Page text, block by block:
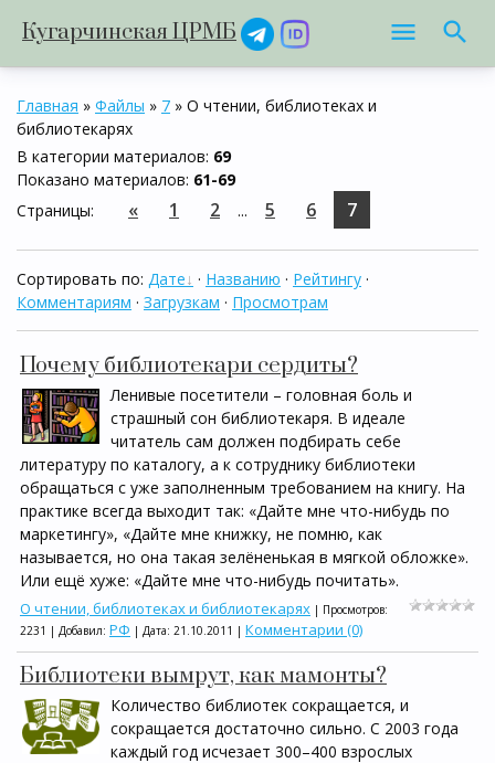
Кугарчинская ЦРМБ
Главная » Файлы » 7 » О чтении, библиотеках и
библиотекарях
В категории материалов: 69
Показано материалов: 61-69
Страницы: « 1 2 ... 5 6 7
Сортировать по: Дате · Названию · Рейтингу ·
Комментариям · Загрузкам · Просмотрам
Почему библиотекари сердиты?
Ленивые посетители – головная боль и
страшный сон библиотекаря. В идеале
читатель сам должен подбирать себе
литературу по каталогу, а к сотруднику библиотеки
обращаться с уже заполненным требованием на книгу. На
практике всегда выходит так: «Дайте мне что-нибудь по
маркетингу», «Дайте мне книжку, не помню, как
называется, но она такая зелёненькая в мягкой обложке».
Или ещё хуже: «Дайте мне что-нибудь почитать».
О чтении, библиотеках и библиотекарях | Просмотров:
2231 | Добавил: РФ | Дата: 21.10.2011 | Комментарии (0)
Библиотеки вымрут, как мамонты?
Количество библиотек сокращается, и
сокращается достаточно сильно. С 2003 года
каждый год исчезает 300–400 взрослых